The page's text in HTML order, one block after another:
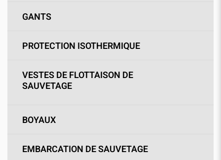
GANTS
PROTECTION ISOTHERMIQUE
VESTES DE FLOTTAISON DE
SAUVETAGE
BOYAUX
EMBARCATION DE SAUVETAGE